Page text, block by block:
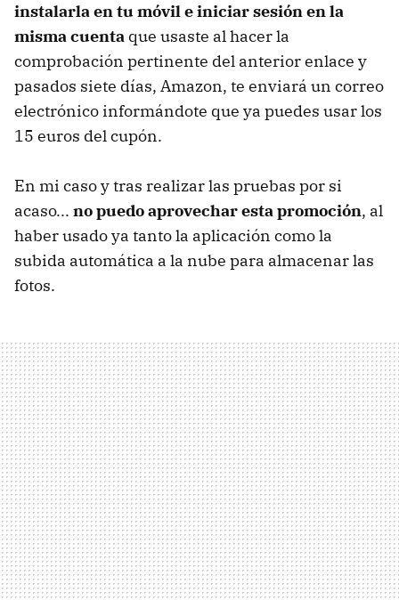
instalarla en tu móvil e iniciar sesión en la
misma cuenta que usaste al hacer la
comprobación pertinente del anterior enlace y
pasados siete días, Amazon, te enviará un correo
electrónico informándote que ya puedes usar los
15 euros del cupón.
En mi caso y tras realizar las pruebas por si
acaso... no puedo aprovechar esta promoción, al
haber usado ya tanto la aplicación como la
subida automática a la nube para almacenar las
fotos.